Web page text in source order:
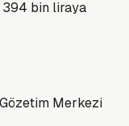
Merkezi